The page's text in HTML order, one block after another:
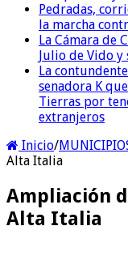
Pedradas,
la marcha
La Cámara de
Julio de Vido
La
senadora K
Tierras por
extranjeros
Inicio/
Alta Italia
Ampliación
Alta Italia